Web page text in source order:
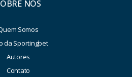
NÓS
Somos
da Sportingbet
Autores
Contato